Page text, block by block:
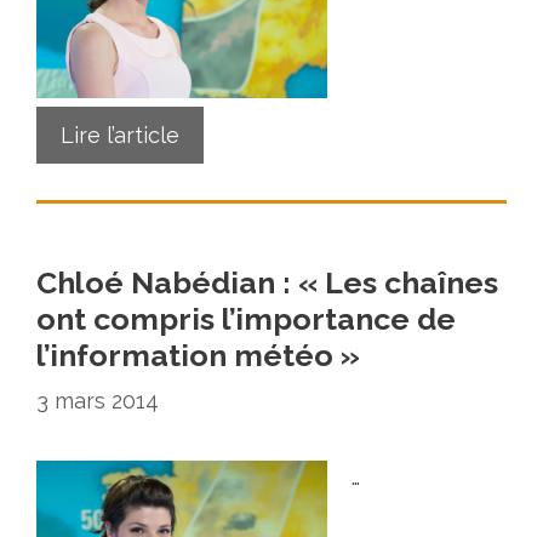
Lire l’article
Chloé Nabédian : « Les chaînes
ont compris l’importance de
l’information météo »
3 mars 2014
…